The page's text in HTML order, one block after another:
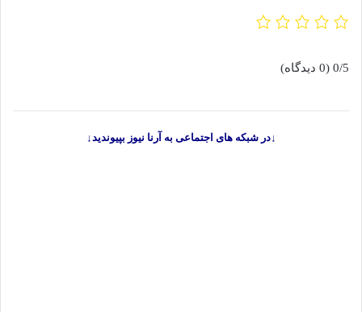
0/5 (0 دیدگاه)
↓در شبکه های اجتماعی به آرنا نیوز بپیوندید↓